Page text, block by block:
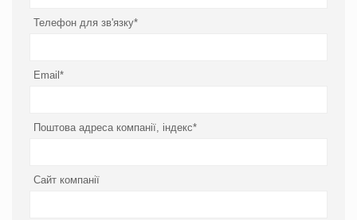
Телефон для зв'язку*
Email*
Поштова адреса компанії, індекс*
Сайт компанії